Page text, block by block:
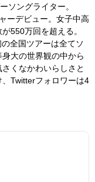
ソングライター。
ーデビュー。女子中高
550万回を超える。
全国ツアーは全てソ
大の世界観の中から
くなかわいらしさと
Twitterフォロワーは4